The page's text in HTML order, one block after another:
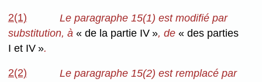
2(1)
Le paragraphe 15(1) est modifié par
substitution, à « de la partie IV », de « des parties
I et IV ».
2(2)
Le paragraphe 15(2) est remplacé par